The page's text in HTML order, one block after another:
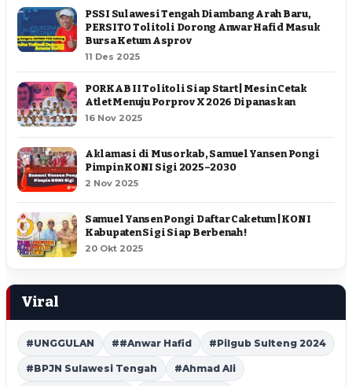
PSSI Sulawesi Tengah Diambang Arah Baru,
PERSITO Tolitoli Dorong Anwar Hafid Masuk
Bursa Ketum Asprov
11 Des 2025
PORKAB II Tolitoli Siap Start | Mesin Cetak
Atlet Menuju Porprov X 2026 Dipanaskan
16 Nov 2025
Aklamasi di Musorkab, Samuel Yansen Pongi
Pimpin KONI Sigi 2025–2030
2 Nov 2025
Samuel Yansen Pongi Daftar Caketum | KONI
Kabupaten Sigi Siap Berbenah !
20 Okt 2025
Viral
#UNGGULAN ##Anwar Hafid #Pilgub Sulteng 2024
#BPJN Sulawesi Tengah #Ahmad Ali